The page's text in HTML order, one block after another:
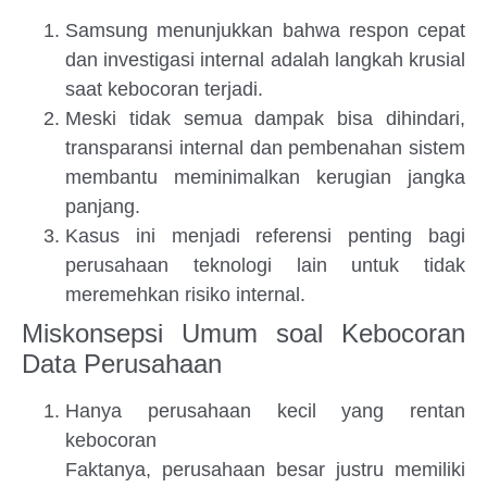
Samsung menunjukkan bahwa respon cepat
dan investigasi internal adalah langkah krusial
saat kebocoran terjadi.
Meski tidak semua dampak bisa dihindari,
transparansi internal dan pembenahan sistem
membantu meminimalkan kerugian jangka
panjang.
Kasus ini menjadi referensi penting bagi
perusahaan teknologi lain untuk tidak
meremehkan risiko internal.
Miskonsepsi Umum soal Kebocoran
Data Perusahaan
Hanya perusahaan kecil yang rentan
kebocoran
Faktanya, perusahaan besar justru memiliki